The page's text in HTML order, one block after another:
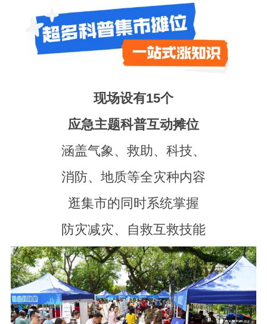
现场设有15个
应急主题科普互动摊位
涵盖气象、救助、科技、
消防、地质等全灾种内容
逛集市的同时系统掌握
防灾减灾、自救互救技能